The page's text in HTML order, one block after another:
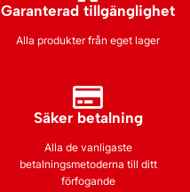
Garanterad tillgänglighet
Alla produkter från eget lager
Säker betalning
Alla de vanligaste
betalningsmetoderna till ditt
förfogande